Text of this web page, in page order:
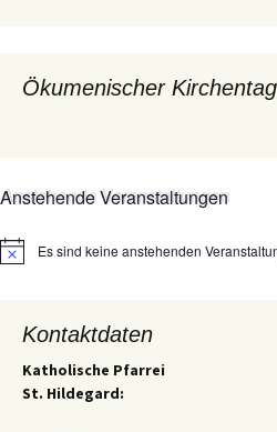
Ökumenischer
Anstehende Veranstaltungen
HinweisEs sind keine anstehenden
Kontaktdaten
Katholische Pfarrei
St. Hildegard: